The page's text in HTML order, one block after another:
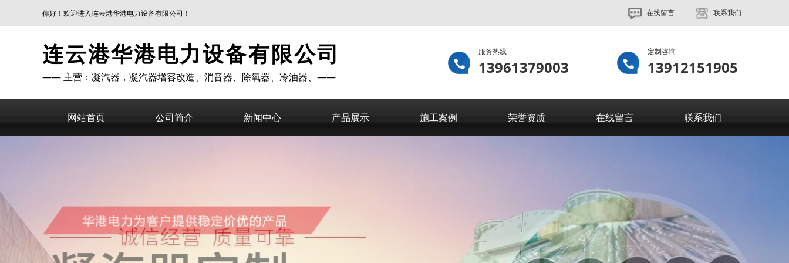
你好！欢迎进入连云港华港电力设备有限公司！ 在线留言 联系我们
连云港华港电力设备有限公司
—— 主营：凝汽器，凝汽器增容改造、消音器、除氧器、冷油器、——
服务热线
13961379003
定制咨询
13912151905
网站首页 公司简介 新闻中心 产品展示 施工案例 荣誉资质 在线留言 联系我们